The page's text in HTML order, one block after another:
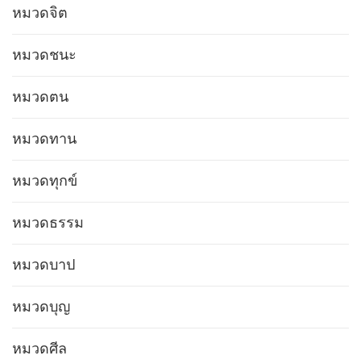
หมวดจิต
หมวดชนะ
หมวดตน
หมวดทาน
หมวดทุกข์
หมวดธรรม
หมวดบาป
หมวดบุญ
หมวดศีล